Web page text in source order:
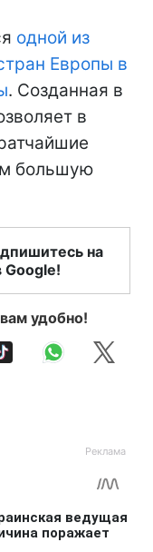
одной из
Европы в
. Созданная в
в
большую
на
Google!
удобно!